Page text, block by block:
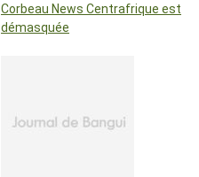
Corbeau News Centrafrique est
démasquée